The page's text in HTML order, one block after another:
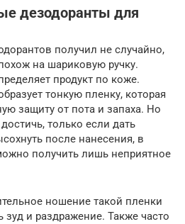
дезодоранты для
получил не случайно,
на шариковую ручку.
продукт по коже.
тонкую пленку, которая
защиту от пота и запаха. Но
только если дать
после нанесения, в
получить лишь неприятное
ношение такой пленки
и раздражение. Также часто